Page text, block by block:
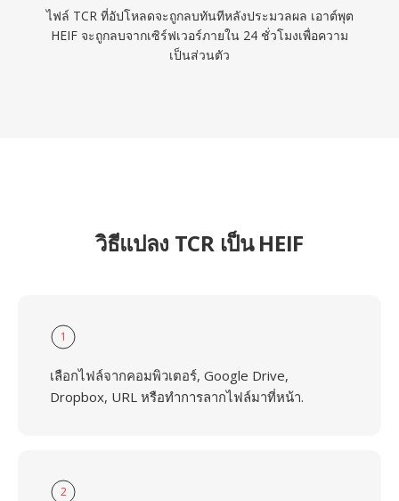
ไฟล์ TCR ที่อัปโหลดจะถูกลบทันทีหลังประมวลผล เอาต์พุต
HEIF จะถูกลบจากเซิร์ฟเวอร์ภายใน 24 ชั่วโมงเพื่อความ
เป็นส่วนตัว
วิธีแปลง TCR เป็น HEIF
1
เลือกไฟล์จากคอมพิวเตอร์, Google Drive,
Dropbox, URL หรือทำการลากไฟล์มาที่หน้า.
2